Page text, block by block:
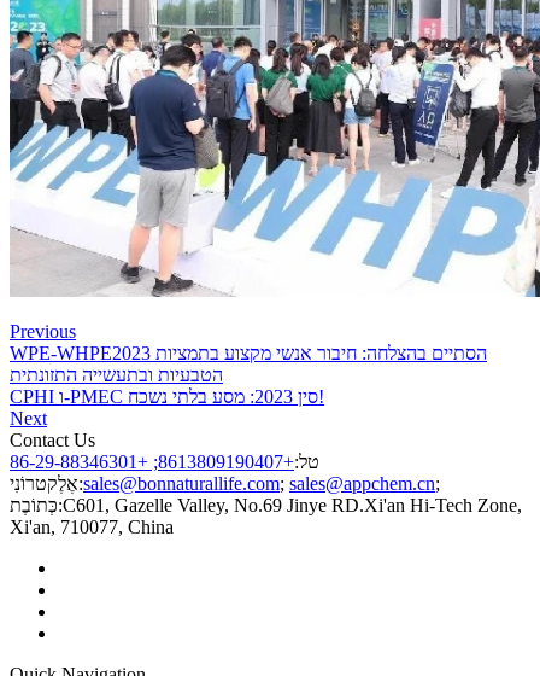
Previous
WPE-WHPE2023 הסתיים בהצלחה: חיבור אנשי מקצוע בתמציות
הטבעיות ובתעשייה התזונתית
CPHI ו-PMEC סין 2023: מסע בלתי נשכח!
Next
Contact Us
טל:+8613809190407; +86-29-88346301
אֶלֶקטרוֹנִי:sales@bonnaturallife.com; sales@appchem.cn;
כְּתוֹבֶת:C601, Gazelle Valley, No.69 Jinye RD.Xi'an Hi-Tech Zone,
Xi'an, 710077, China